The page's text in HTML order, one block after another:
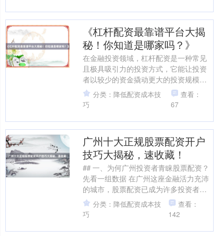
《杠杆配资最靠谱平台大揭
秘！你知道是哪家吗？》
在金融投资领域，杠杆配资是一种常见
且极具吸引力的投资方式，它能让投资
者以较少的资金撬动更大的投资规模，
从而有可能获取更高的收益。然而，市
场上的杠杆配资平台良莠不....
分类：降低配资成本技
巧
查看：
67
广州十大正规股票配资开户
技巧大揭秘，速收藏！
## 一、为何广州投资者青睐股票配资？
先看一组数据 在广州这座金融活力充沛
的城市，股票配资已成为许多投资者放
大收益的“秘密武器”。据广州市金融局
2023年第三季....
分类：降低配资成本技
巧
查看：
142